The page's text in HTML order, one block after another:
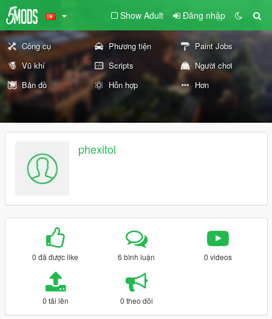
Show Adult Đăng nhập
Công cụ Phương tiện
Paint Jobs
Vũ khí
Scripts
Người chơi
Bản đồ
Hỗn hợp Hơn
phexitol
0 đã được like 6 bình luận 0 videos
0 tải lên 0 theo dõi